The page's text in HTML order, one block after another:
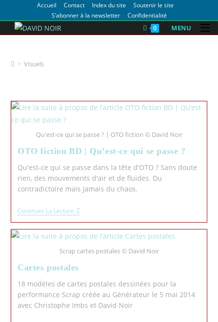
Accueil Contact Index du site
Soutenir le site
S’abonner à la newsletter
Confidentialité
0
MENU
> Visuels
Qu'est-ce qui se passe ? | OTO fiction © David Noir
OTO fiction BD | Qu’est-ce qui se passe ?
Qu'est-ce qui se passe dans la tête d'OTO ? Sans doute
rien, des mouvements d'air et de fluides. Du
contradictoire mais jamais du chaos.
Continuer La Lecture
Scrap cartes postales © David Noir
Cartes postales
18 modèles de cartes postales dessinées pour la
performance Scrap créée au Générateur le 5 mai 2014
avec Christophe Imbs et David Noir